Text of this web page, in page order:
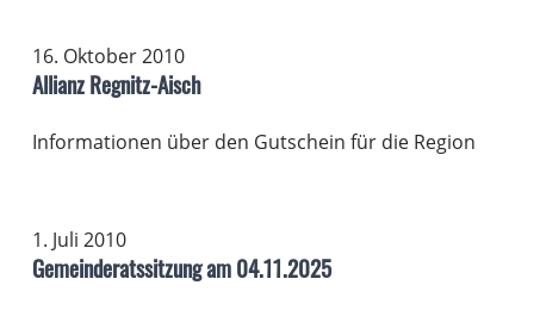
16. Oktober 2010
Allianz Regnitz-Aisch
Informationen über den Gutschein für die Region
1. Juli 2010
Gemeinderatssitzung am 04.11.2025